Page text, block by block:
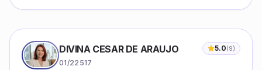
DIVINA CESAR DE ARAUJO 5.0(9)
01/22517